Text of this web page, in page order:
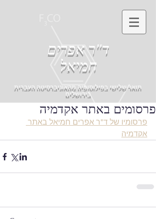
ד"ר אפרים
חמיאל
תואר שלישי בפילוסופיה מהאוניברסיטה העברית
בירושלים
פרסומים באתר אקדמיה
פרסומיו של ד"ר אפרים חמיאל באתר
אקדמיה